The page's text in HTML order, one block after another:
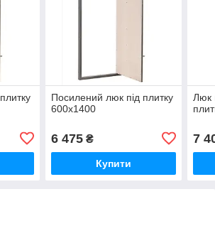
Посилений люк під плитку
600х1400
6 475₴
Купити
Люк
7